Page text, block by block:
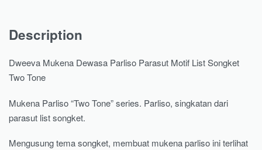
Description
Dweeva Mukena Dewasa Parliso Parasut Motif List Songket
Two Tone
Mukena Parliso “Two Tone” series. Parliso, singkatan dari
parasut list songket.
Mengusung tema songket, membuat mukena parliso ini terlihat